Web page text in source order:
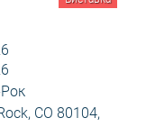
CO 80104,